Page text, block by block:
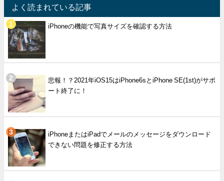
よく読まれている記事
iPhoneの機能で写真サイズを確認する方法
悲報！？2021年iOS15はiPhone6sとiPhone SE(1st)がサポ
ート終了に！
iPhoneまたはiPadでメールのメッセージをダウンロード
できない問題を修正する方法